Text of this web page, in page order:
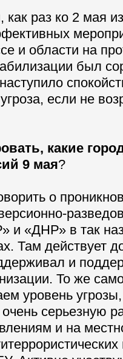
раз ко 2 мая
и области на
был
если не
какие
9 мая?
о
и «ДНР» в так
Там действует
и
То же
уровень угрозы,
серьезную
и на